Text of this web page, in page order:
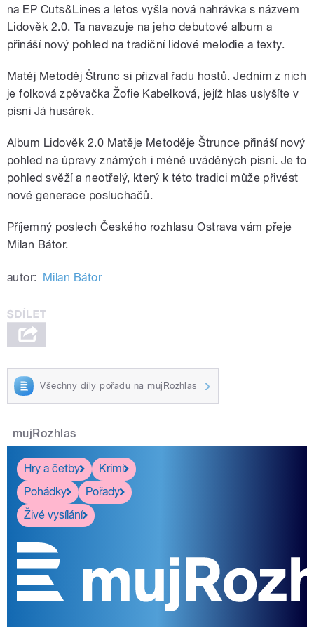
na EP Cuts&Lines a letos vyšla nová nahrávka s názvem
Lidověk 2.0. Ta navazuje na jeho debutové album a
přináší nový pohled na tradiční lidové melodie a texty.
Matěj Metoděj Štrunc si přizval řadu hostů. Jedním z nich
je folková zpěvačka Žofie Kabelková, jejíž hlas uslyšíte v
písni Já husárek.
Album Lidověk 2.0 Matěje Metoděje Štrunce přináší nový
pohled na úpravy známých i méně uváděných písní. Je to
pohled svěží a neotřelý, který k této tradici může přivést
nové generace posluchačů.
Příjemný poslech Českého rozhlasu Ostrava vám přeje
Milan Bátor.
autor: Milan Bátor
Všechny díly pořadu na mujRozhlas
mujRozhlas
Hry a četby
Krimi
Pohádky
Pořady
Živé vysílání